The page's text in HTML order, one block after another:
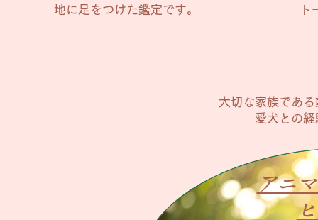
地に足をつけた鑑定です。
ト
大切な家族であ
愛犬との
アニ